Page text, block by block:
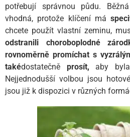
potřebují správnou půdu.
vhodná, protože klíčení má
chcete použít vlastní zeminu,
odstranili choroboplodné
rovnoměrně promíchat s
takédostatečně prosít, aby byla
Nejjednodušší volbou jsou
jsou již k dispozici v různých